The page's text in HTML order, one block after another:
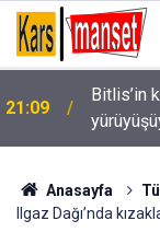
21:08
14.
Anasayfa
Ilgaz Dağı’nda